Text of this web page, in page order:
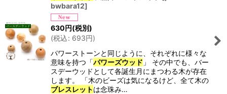
bwbara12]
630円(税別)
(税込: 693円)
パワーストーンと同じように、それぞれに様々な
意味を持つ「パワーズウッド 」 その中でも、バー
スデーウッドとして各誕生月にまつわる木が存在
します。 「木のビーズは気になるけど、全て木の
ブレスレットは念珠み…